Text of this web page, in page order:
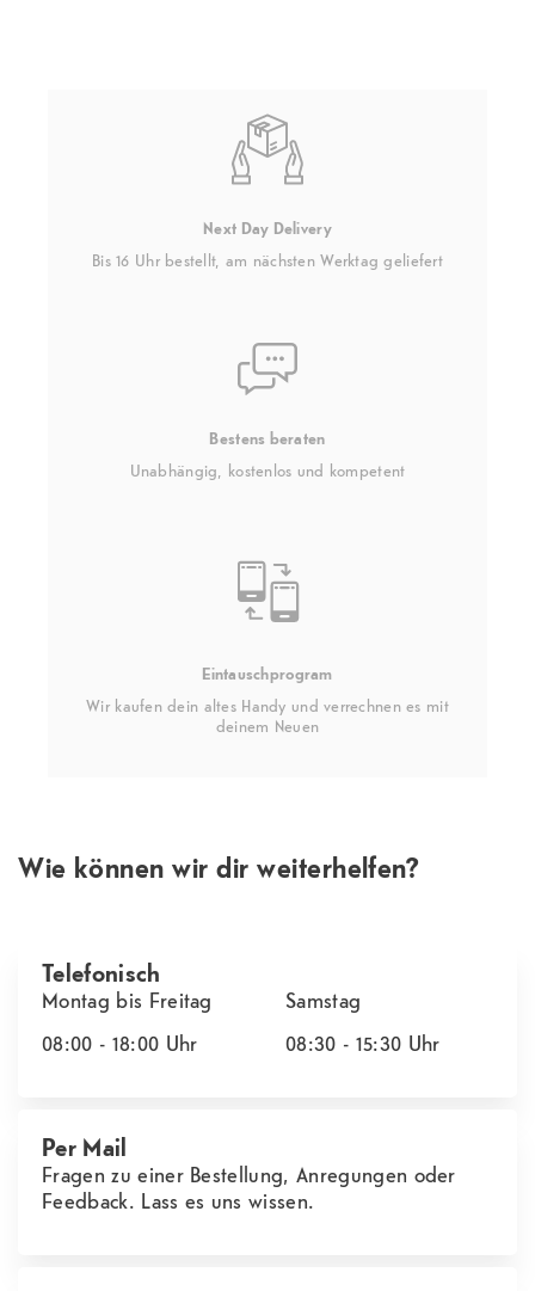
Next Day Delivery
Bis 16 Uhr bestellt, am nächsten Werktag geliefert
Bestens beraten
Unabhängig, kostenlos und kompetent
Eintauschprogram
Wir kaufen dein altes Handy und verrechnen es mit
deinem Neuen
Wie können wir dir weiterhelfen?
Telefonisch
Montag bis Freitag
08:00 - 18:00 Uhr
Samstag
08:30 - 15:30 Uhr
Per Mail
Fragen zu einer Bestellung, Anregungen oder
Feedback. Lass es uns wissen.